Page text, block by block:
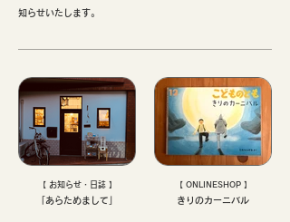
知らせいたします。
【 お知らせ・日誌 】
「あらためまして」
【 ONLINESHOP 】
きりのカーニバル